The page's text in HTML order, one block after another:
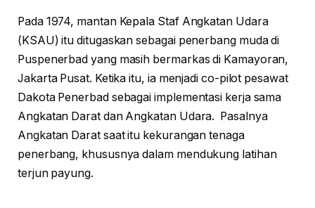
Pada 1974, mantan Kepala Staf Angkatan Udara
(KSAU) itu ditugaskan sebagai penerbang muda di
Puspenerbad yang masih bermarkas di Kamayoran,
Jakarta Pusat. Ketika itu, ia menjadi co-pilot pesawat
Dakota Penerbad sebagai implementasi kerja sama
Angkatan Darat dan Angkatan Udara. Pasalnya
Angkatan Darat saat itu kekurangan tenaga
penerbang, khususnya dalam mendukung latihan
terjun payung.